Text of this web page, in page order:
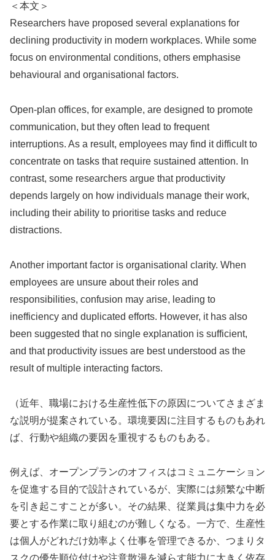
＜本文＞
Researchers have proposed several explanations for
declining productivity in modern workplaces. While some
focus on environmental conditions, others emphasise
behavioural and organisational factors.
Open-plan offices, for example, are designed to promote
communication, but they often lead to frequent
interruptions. As a result, employees may find it difficult to
concentrate on tasks that require sustained attention. In
contrast, some researchers argue that productivity
depends largely on how individuals manage their work,
including their ability to prioritise tasks and reduce
distractions.
Another important factor is organisational clarity. When
employees are unsure about their roles and
responsibilities, confusion may arise, leading to
inefficiency and duplicated efforts. However, it has also
been suggested that no single explanation is sufficient,
and that productivity issues are best understood as the
result of multiple interacting factors.
（近年、職場における生産性低下の原因についてさまざま
な説明が提案されている。環境要因に注目するものもあれ
ば、行動や組織の要因を重視するものもある。
例えば、オープンプランのオフィスはコミュニケーション
を促進する目的で設計されているが、実際には頻繁な中断
を引き起こすことが多い。その結果、従業員は集中力を必
要とする作業に取り組むのが難しくなる。一方で、生産性
は個人がどれだけ効率よく仕事を管理できるか、つまりタ